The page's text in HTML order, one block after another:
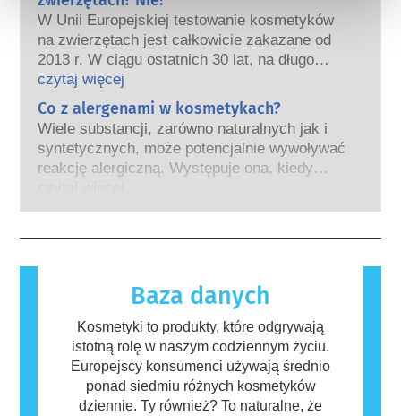
hormon, nie oznacza to, że zakłóci
prawidłowe funkcjonowanie układu
hormonalnego.
Wiele substancji, w tym te naturalne,
naśladuje hormony. Bardzo niewiele
substancji jednak, a są to głównie leki o
silnym działaniu, ma potwierdzone działanie
powodujące zaburzenia układu hormonalnego.
Rygorystyczne oceny bezpieczeństwa
produktów przeprowadzane przez
funkcjonowania układu hormonalnego.
W Unii Europejskiej testowanie kosmetyków
na zwierzętach jest całkowicie zakazane od
2013 r. W ciągu ostatnich 30 lat, na długo
przed wprowadzeniem zakazu, przemysł
kosmetyczny inwestował w badania i rozwój,
tak aby stworzyć pionierskie alternatywy dla
testowania na zwierzętach w celu oceny
bezpieczeństwa składników i produktów
kosmetycznych.
czytaj więcej
Co z alergenami w kosmetykach?
Wiele substancji, zarówno naturalnych jak i
syntetycznych, może potencjalnie wywoływać
reakcję alergiczną. Występuje ona, kiedy
układ odpornościowy danej osoby zareaguje
mogą zawierać składniki, które dla niektórych
osób mogą okazać się alergizujące. Nie
oznacza to jednak, że produkt nie jest
bezpieczny dla innych.
czytaj więcej
Baza danych
Kosmetyki to produkty, które odgrywają
istotną rolę w naszym codziennym życiu.
Europejscy konsumenci używają średnio
ponad siedmiu różnych kosmetyków
dziennie. Ty również? To naturalne, że